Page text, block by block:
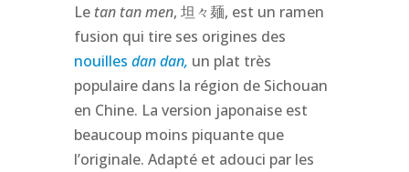
Le tan tan men, 坦々麺, est un ramen
fusion qui tire ses origines des
nouilles dan dan, un plat très
populaire dans la région de Sichouan
en Chine. La version japonaise est
beaucoup moins piquante que
l’originale. Adapté et adouci par les